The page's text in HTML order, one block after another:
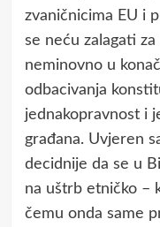
zvaničnicima EU i
se neću zalagati
neminovno u
odbacivanja
jednakopravnost i
građana. Uvjeren
decidnije da se u
na uštrb etničko –
čemu onda same